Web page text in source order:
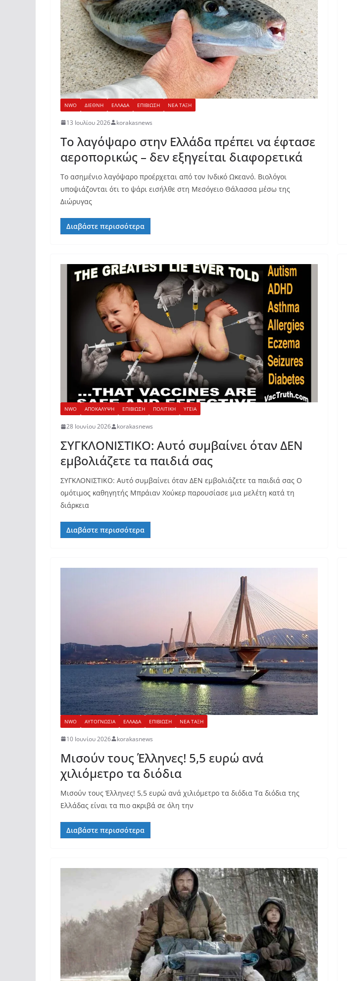
NWO ΔΙΕΘΝΗ ΕΛΛΑΔΑ ΕΠΙΒΙΩΣΗ ΝΕΑ ΤΑΞΗ
13 Ιουλίου 2026 korakasnews
Το λαγόψαρο στην Ελλάδα πρέπει να έφτασε
αεροπορικώς – δεν εξηγείται διαφορετικά
Το ασημένιο λαγόψαρο προέρχεται από τον Ινδικό Ωκεανό. Βιολόγοι
υποψιάζονται ότι το ψάρι εισήλθε στη Μεσόγειο Θάλασσα μέσω της
Διώρυγας
Διαβάστε περισσότερα
NWO ΑΠΟΚΑΛΥΨΗ ΕΠΙΒΙΩΣΗ ΠΟΛΙΤΙΚΗ ΥΓΕΙΑ
28 Ιουνίου 2026 korakasnews
ΣΥΓΚΛΟΝΙΣΤΙΚΟ: Αυτό συμβαίνει όταν ΔΕΝ
εμβολιάζετε τα παιδιά σας
ΣΥΓΚΛΟΝΙΣΤΙΚΟ: Αυτό συμβαίνει όταν ΔΕΝ εμβολιάζετε τα παιδιά σας Ο
ομότιμος καθηγητής Μπράιαν Χούκερ παρουσίασε μια μελέτη κατά τη
διάρκεια
Διαβάστε περισσότερα
NWO ΑΥΤΟΓΝΩΣΙΑ ΕΛΛΑΔΑ ΕΠΙΒΙΩΣΗ ΝΕΑ ΤΑΞΗ
10 Ιουνίου 2026 korakasnews
Μισούν τους Έλληνες! 5,5 ευρώ ανά
χιλιόμετρο τα διόδια
Μισούν τους Έλληνες! 5,5 ευρώ ανά χιλιόμετρο τα διόδια Τα διόδια της
Ελλάδας είναι τα πιο ακριβά σε όλη την
Διαβάστε περισσότερα